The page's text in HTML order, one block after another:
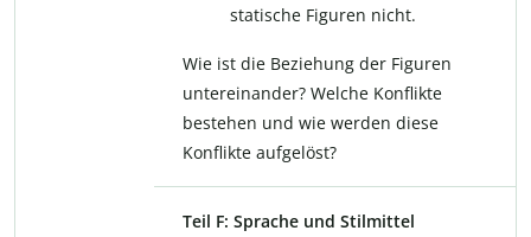
statische Figuren nicht.
Wie ist die Beziehung der Figuren
untereinander? Welche Konflikte
bestehen und wie werden diese
Konflikte aufgelöst?
Teil F: Sprache und Stilmittel